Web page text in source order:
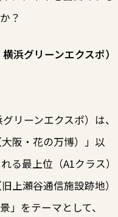
？
浜グリーンエクスポ）
リーンエクスポ）は、
阪・花の万博）」以
る最上位（A1クラス）
上瀬谷通信施設跡地）
」をテーマとして、